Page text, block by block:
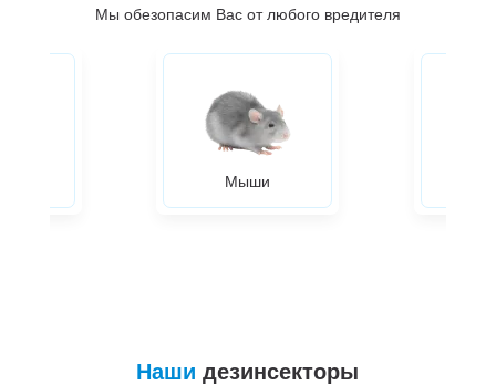
Мы обезопасим Вас от любого вредителя
Мыши
Наши дезинсекторы